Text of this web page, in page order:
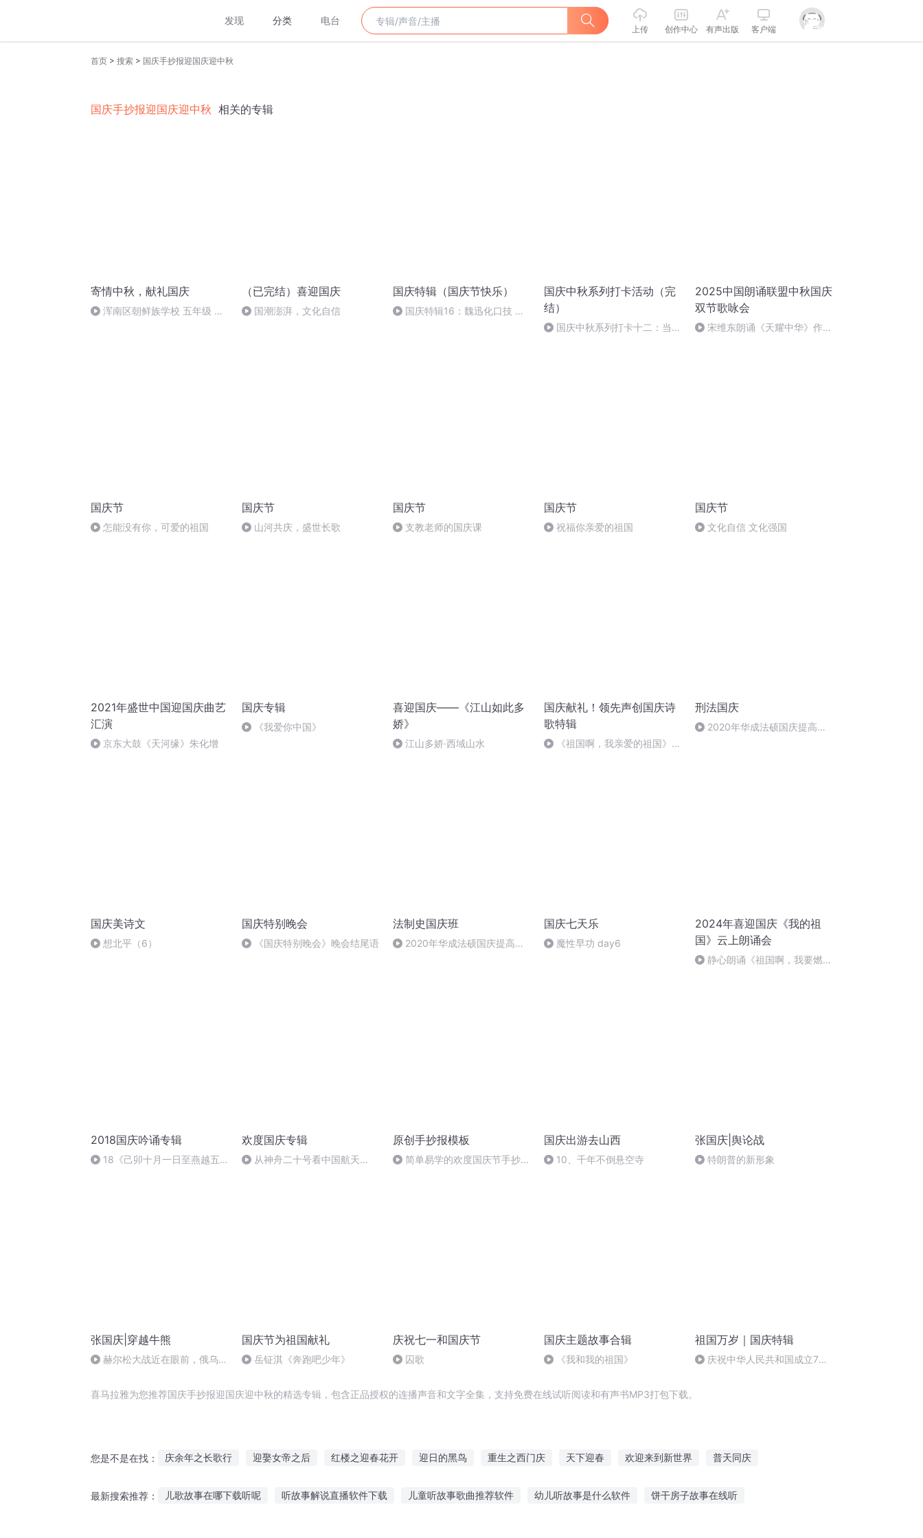
发现 分类 电台
上传 创作中心 有声出版 客户端
首页 > 搜索 > 国庆手抄报迎国庆迎中秋
国庆手抄报迎国庆迎中秋 相关的专辑
寄情中秋，献礼国庆
浑南区朝鲜族学校 五年级 孙
（已完结）喜迎国庆
国潮澎湃，文化自信
国庆特辑（国庆节快乐）
国庆特辑16：魏迅化口技 二
国庆中秋系列打卡活动（完
结）
国庆中秋系列打卡十二：当阳
2025中国朗诵联盟中秋国庆
双节歌咏会
宋维东朗诵《天耀中华》作
国庆节
怎能没有你，可爱的祖国
国庆节
山河共庆，盛世长歌
国庆节
支教老师的国庆课
国庆节
祝福你亲爱的祖国
国庆节
文化自信 文化强国
2021年盛世中国迎国庆曲艺
汇演
京东大鼓《天河缘》朱化增
国庆专辑
《我爱你中国》
喜迎国庆——《江山如此多
娇》
江山多娇·西域山水
国庆献礼！领先声创国庆诗
歌特辑
《祖国啊，我亲爱的祖国》温
刑法国庆
2020年华成法硕国庆提高班
国庆美诗文
想北平（6）
国庆特别晚会
《国庆特别晚会》晚会结尾语
法制史国庆班
2020年华成法硕国庆提高班
国庆七天乐
魔性早功 day6
2024年喜迎国庆《我的祖
国》云上朗诵会
静心朗诵《祖国啊，我要燃
2018国庆吟诵专辑
18《己卯十月一日至燕越五
欢度国庆专辑
从神舟二十号看中国航天
原创手抄报模板
简单易学的欢度国庆节手抄报
国庆出游去山西
10、千年不倒悬空寺
张国庆|舆论战
特朗普的新形象
张国庆|穿越牛熊
赫尔松大战近在眼前，俄乌冲
国庆节为祖国献礼
岳钲淇《奔跑吧少年》
庆祝七一和国庆节
囚歌
国庆主题故事合辑
《我和我的祖国》
祖国万岁｜国庆特辑
庆祝中华人民共和国成立73
喜马拉雅为您推荐国庆手抄报迎国庆迎中秋的精选专辑，包含正品授权的连播声音和文字全集，支持免费在线试听阅读和有声书MP3打包下载。
您是不是在找： 庆余年之长歌行 迎娶女帝之后 红楼之迎春花开 迎日的黑鸟 重生之西门庆 天下迎春 欢迎来到新世界 普天同庆
最新搜索推荐： 儿歌故事在哪下载听呢 听故事解说直播软件下载 儿童听故事歌曲推荐软件 幼儿听故事是什么软件 饼干房子故事在线听